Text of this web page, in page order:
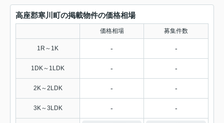
高座郡寒川町の掲載物件の価格相場
価格相場 募集件数
1R～1K - -
1DK～1LDK - -
2K～2LDK - -
3K～3LDK - -